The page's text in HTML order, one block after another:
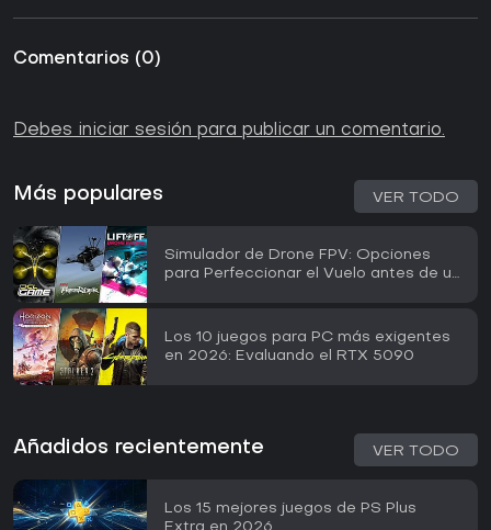
Comentarios (0)
Debes iniciar sesión para publicar un comentario.
Más populares VER TODO
Simulador de Drone FPV: Opciones
para Perfeccionar el Vuelo antes de un
Los 10 juegos para PC más exigentes
en 2026: Evaluando el RTX 5090
Añadidos recientemente VER TODO
Los 15 mejores juegos de PS Plus
Extra en 2026